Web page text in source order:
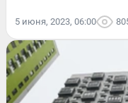
5 июня, 2023, 06:00